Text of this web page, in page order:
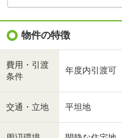
物件の特徴
費用・引渡
条件
年度内引渡可
交通・立地 平坦地